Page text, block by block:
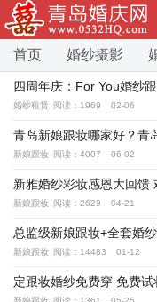
首页 婚纱摄影
四周年庆：For You婚纱
婚纱租赁 阅读：1969 02-06
青岛新娘跟妆哪家好？青
新娘跟妆 阅读：4007 06-02
新雅婚纱彩妆感恩大回馈
新娘跟妆 阅读：2629 04-21
总监级新娘跟妆+全套婚
新娘跟妆 阅读：14483 01-12
定跟妆婚纱免费穿 免费试